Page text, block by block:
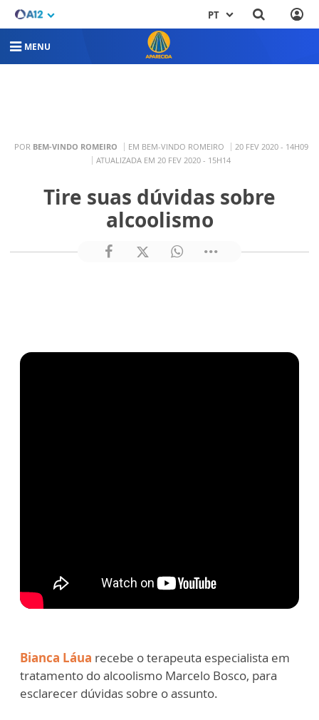
PT
MENU
POR BEM-VINDO ROMEIRO EM BEM-VINDO ROMEIRO
20 FEV 2020 - 14H09
ATUALIZADA EM 20 FEV 2020 - 15H14
Tire suas dúvidas sobre
alcoolismo
Bianca Láua recebe o terapeuta especialista em
tratamento do alcoolismo Marcelo Bosco, para
esclarecer dúvidas sobre o assunto.